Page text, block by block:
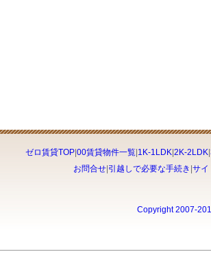
ゼロ賃貸TOP| 00賃貸物件一覧| 1K-1LDK| 2K-2LDK|
お問合せ 引越しで必要な手続き サイ
Copyright 2007-